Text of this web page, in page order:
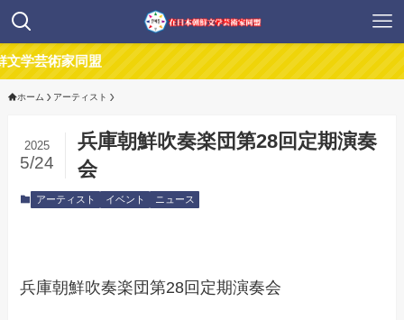
術家同盟
ホーム アーティスト
兵庫朝鮮吹奏楽団第28回定期演奏
会
2025
5/24
アーティスト イベント ニュース
兵庫朝鮮吹奏楽団第28回定期演奏会